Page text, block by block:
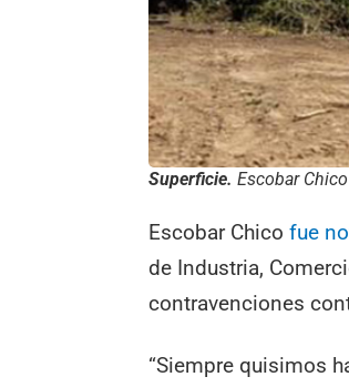
Superficie. Escobar
Escobar Chicofue
de Industria,
contravenciones
“Siempre quisimos